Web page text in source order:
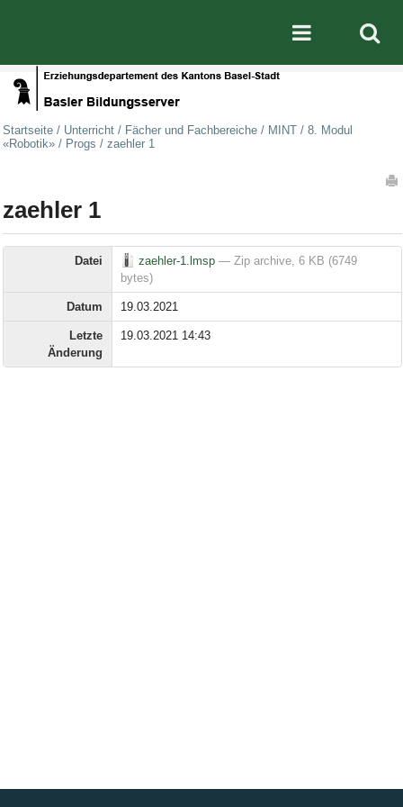
Mobile
Startseite / Unterricht / Fächer und Fachbereiche / MINT / 8. Modul
«Robotik» / Progs / zaehler 1
zaehler 1
Datei zaehler-1.lmsp— Zip archive, 6 KB (6749
bytes)
Datum 19.03.2021
Letzte
Änderung
19.03.2021 14:43